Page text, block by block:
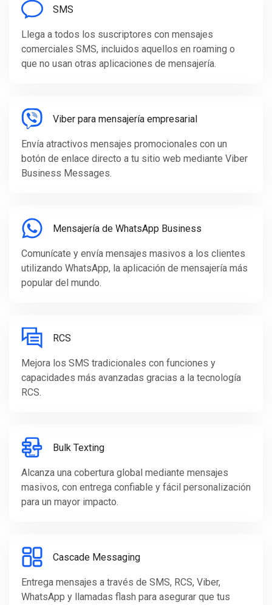
SMS
Llega a todos los suscriptores con mensajes
comerciales SMS, incluidos aquellos en roaming o
que no usan otras aplicaciones de mensajería.
Viber para mensajería empresarial
Envía atractivos mensajes promocionales con un
botón de enlace directo a tu sitio web mediante Viber
Business Messages.
Mensajería de WhatsApp Business
Comunícate y envía mensajes masivos a los clientes
utilizando WhatsApp, la aplicación de mensajería más
popular del mundo.
RCS
Mejora los SMS tradicionales con funciones y
capacidades más avanzadas gracias a la tecnología
RCS.
Bulk Texting
Alcanza una cobertura global mediante mensajes
masivos, con entrega confiable y fácil personalización
para un mayor impacto.
Cascade Messaging
Entrega mensajes a través de SMS, RCS, Viber,
WhatsApp y llamadas flash para asegurar que tus